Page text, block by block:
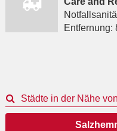
Entfernung:
Städte in der Nähe